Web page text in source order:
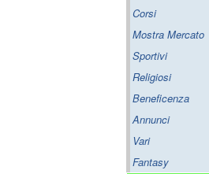
Corsi
Mostra Mercato
Sportivi
Religiosi
Beneficenza
Annunci
Vari
Fantasy